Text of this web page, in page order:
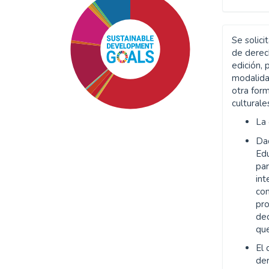
Se
de
edición,
otra
La
El